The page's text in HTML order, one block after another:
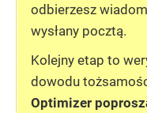
odbierzesz
wysłany pocztą.
Kolejny etap to
dowodu
Optimizer